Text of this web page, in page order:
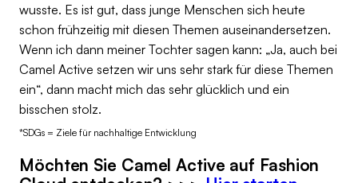
wusste. Es ist gut, dass junge Menschen sich heute
schon frühzeitig mit diesen Themen auseinandersetzen.
Wenn ich dann meiner Tochter sagen kann: „Ja, auch bei
Camel Active setzen wir uns sehr stark für diese Themen
ein“, dann macht mich das sehr glücklich und ein
bisschen stolz.
*SDGs = Ziele für nachhaltige Entwicklung
Möchten Sie Camel Active auf Fashion